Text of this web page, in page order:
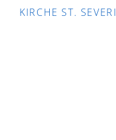
KIRCHE ST. SEVERI